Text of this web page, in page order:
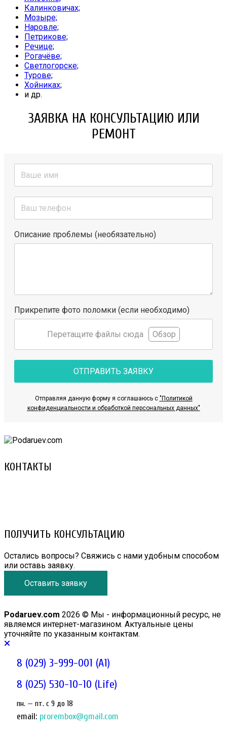
Калинковичах;
Мозыре;
Наровле;
Петрикове;
Речице;
Рогачёве;
Светлогорске;
Турове;
Хойниках;
и др.
ЗАЯВКА НА КОНСУЛЬТАЦИЮ ИЛИ
РЕМОНТ
Описание проблемы (необязательно)
Прикрепите фото поломки (если необходимо)
Перетащите файлы сюда Обзор
ОТПРАВИТЬ ЗАЯВКУ
Отправляя данную форму я соглашаюсь с "Политикой
конфиденциальности и обработкой персональных данных"
КОНТАКТЫ
ПОЛУЧИТЬ КОНСУЛЬТАЦИЮ
Остались вопросы? Свяжись с нами удобным способом
или оставь заявку.
Оставить заявку
Podaruev.com 2026 © Мы - информационный ресурс, не
являемся интернет-магазином. Актуальные цены
уточняйте по указанным контактам.
8 (029) 3-999-001 (A1)
8 (025) 530-10-10 (Life)
пн. — пт. c 9 до 18
email: prorembox@gmail.com